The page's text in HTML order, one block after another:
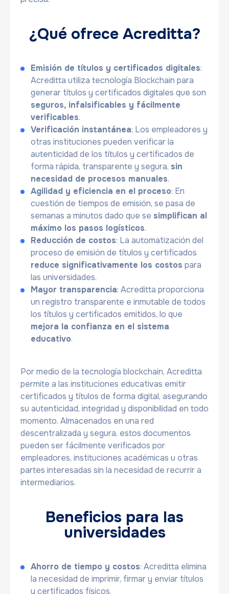
¿Qué ofrece Acreditta?
Emisión de títulos y certificados digitales:
Acreditta utiliza tecnología Blockchain para
generar títulos y certificados digitales que son
seguros, infalsificables y fácilmente
verificables.
Verificación instantánea: Los empleadores y
otras instituciones pueden verificar la
autenticidad de los títulos y certificados de
forma rápida, transparente y segura, sin
necesidad de procesos manuales.
Agilidad y eficiencia en el proceso: En
cuestión de tiempos de emisión, se pasa de
semanas a minutos dado que se simplifican al
máximo los pasos logísticos.
Reducción de costos: La automatización del
proceso de emisión de títulos y certificados
reduce significativamente los costos para
las universidades.
Mayor transparencia: Acreditta proporciona
un registro transparente e inmutable de todos
los títulos y certificados emitidos, lo que
mejora la confianza en el sistema
educativo.
Por medio de la tecnología blockchain, Acreditta
permite a las instituciones educativas emitir
certificados y títulos de forma digital, asegurando
su autenticidad, integridad y disponibilidad en todo
momento. Almacenados en una red
descentralizada y segura, estos documentos
pueden ser fácilmente verificados por
empleadores, instituciones académicas u otras
partes interesadas sin la necesidad de recurrir a
intermediarios.
Beneficios para las
universidades
Ahorro de tiempo y costos: Acreditta elimina
la necesidad de imprimir, firmar y enviar títulos
y certificados físicos.